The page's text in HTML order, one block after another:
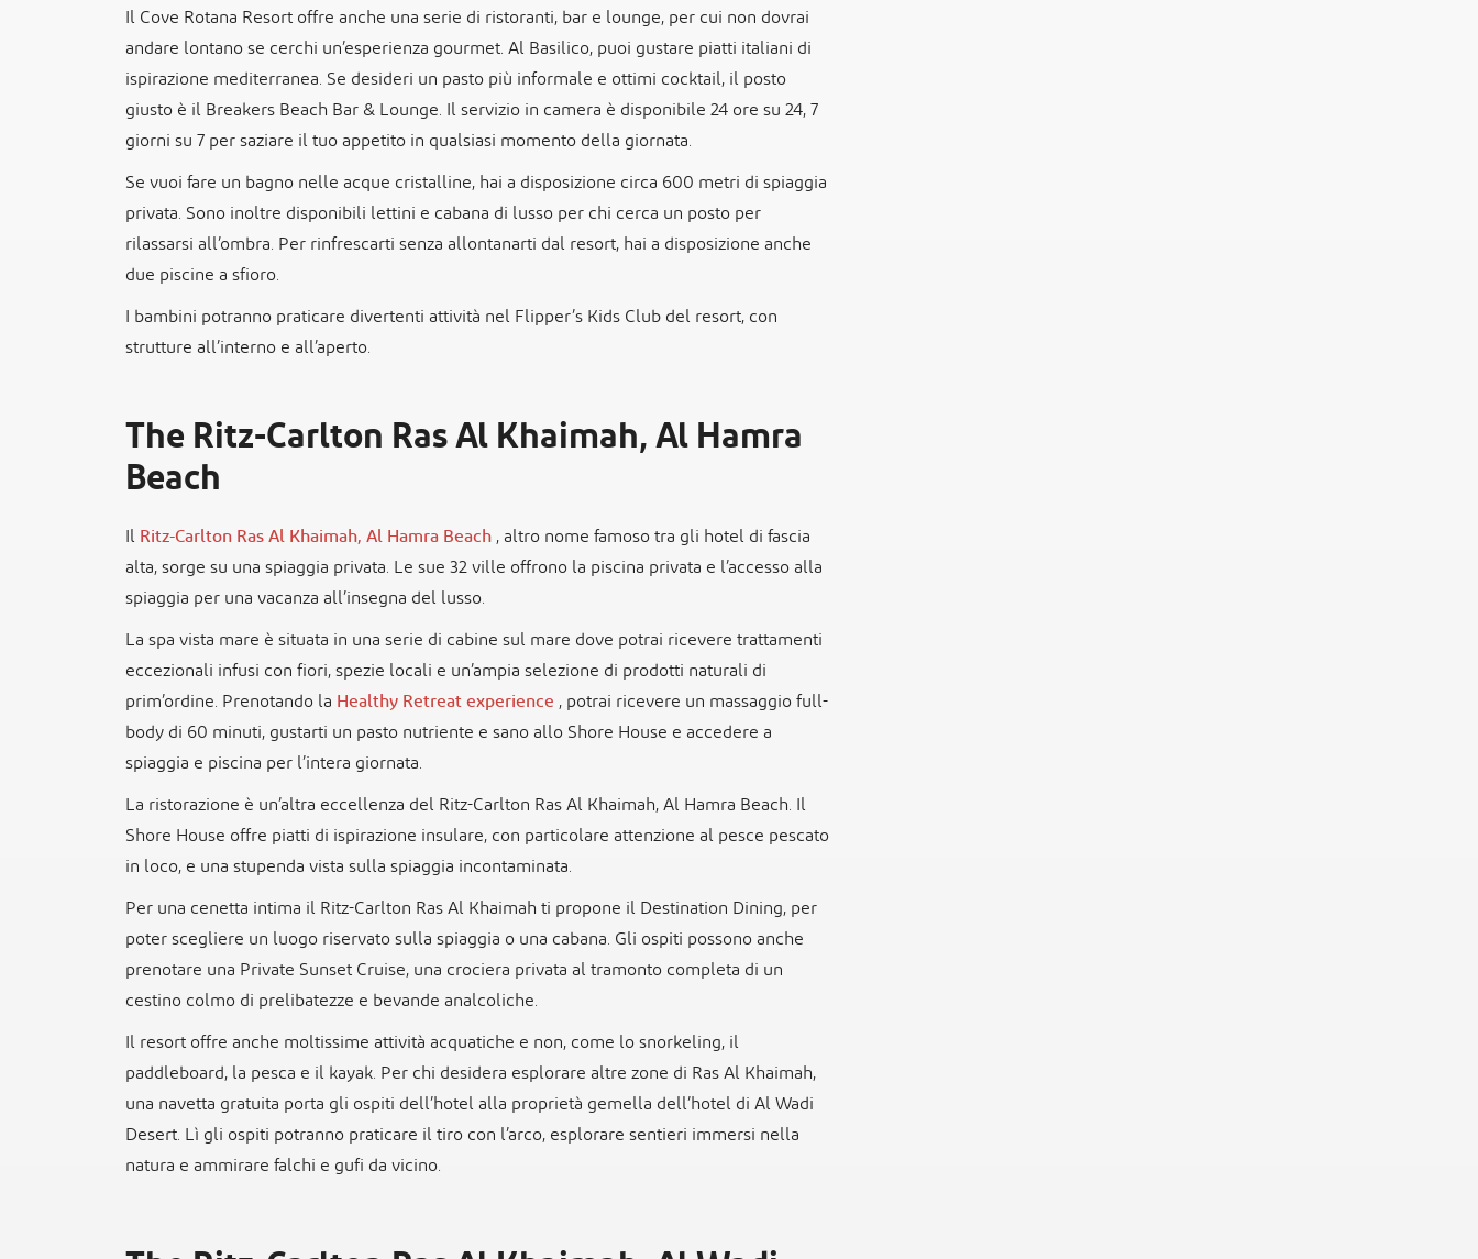
Il Cove Rotana Resort offre anche una serie di ristoranti, bar e lounge, per cui non dovrai
andare lontano se cerchi un’esperienza gourmet. Al Basilico, puoi gustare piatti italiani di
ispirazione mediterranea. Se desideri un pasto più informale e ottimi cocktail, il posto
giusto è il Breakers Beach Bar & Lounge. Il servizio in camera è disponibile 24 ore su 24, 7
giorni su 7 per saziare il tuo appetito in qualsiasi momento della giornata.
Se vuoi fare un bagno nelle acque cristalline, hai a disposizione circa 600 metri di spiaggia
privata. Sono inoltre disponibili lettini e cabana di lusso per chi cerca un posto per
rilassarsi all’ombra. Per rinfrescarti senza allontanarti dal resort, hai a disposizione anche
due piscine a sfioro.
I bambini potranno praticare divertenti attività nel Flipper’s Kids Club del resort, con
strutture all’interno e all’aperto.
The Ritz-Carlton Ras Al Khaimah, Al Hamra
Beach
IlRitz-Carlton Ras Al Khaimah, Al Hamra Beach, altro nome famoso tra gli hotel di fascia
alta, sorge su una spiaggia privata. Le sue 32 ville offrono la piscina privata e l’accesso alla
spiaggia per una vacanza all’insegna del lusso.
La spa vista mare è situata in una serie di cabine sul mare dove potrai ricevere trattamenti
eccezionali infusi con fiori, spezie locali e un’ampia selezione di prodotti naturali di
prim’ordine. Prenotando laHealthy Retreat experience, potrai ricevere un massaggio full-
body di 60 minuti, gustarti un pasto nutriente e sano allo Shore House e accedere a
spiaggia e piscina per l’intera giornata.
La ristorazione è un’altra eccellenza del Ritz-Carlton Ras Al Khaimah, Al Hamra Beach. Il
Shore House offre piatti di ispirazione insulare, con particolare attenzione al pesce pescato
in loco, e una stupenda vista sulla spiaggia incontaminata.
Per una cenetta intima il Ritz-Carlton Ras Al Khaimah ti propone il Destination Dining, per
poter scegliere un luogo riservato sulla spiaggia o una cabana. Gli ospiti possono anche
prenotare una Private Sunset Cruise, una crociera privata al tramonto completa di un
cestino colmo di prelibatezze e bevande analcoliche.
Il resort offre anche moltissime attività acquatiche e non, come lo snorkeling, il
paddleboard, la pesca e il kayak. Per chi desidera esplorare altre zone di Ras Al Khaimah,
una navetta gratuita porta gli ospiti dell’hotel alla proprietà gemella dell’hotel di Al Wadi
Desert. Lì gli ospiti potranno praticare il tiro con l’arco, esplorare sentieri immersi nella
natura e ammirare falchi e gufi da vicino.